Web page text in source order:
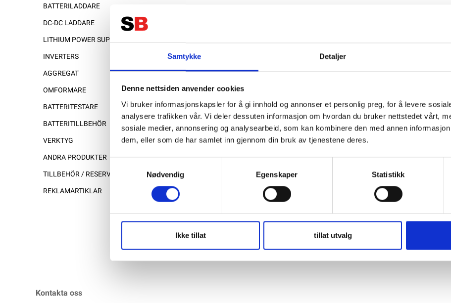
Samtykke Detaljer
Denne nettsiden anvender cookies
Vi bruker informasjonskapsler for å gi innhold og annonser et personlig preg, for å levere
analysere trafikken vår. Vi deler dessuten informasjon om hvordan du bruker nettstedet vårt,
sosiale medier, annonsering og analysearbeid, som kan kombinere den med annen
dem, eller som de har samlet inn gjennom din bruk av tjenestene deres.
Nødvendig
Egenskaper Statistikk
Ikke tillat tillat utvalg
BATTERILADDARE
DC-DC LADDARE
LITHIUM POWER SUPPLY
INVERTERS
AGGREGAT
OMFORMARE
BATTERITESTARE
BATTERITILLBEHÖR
VERKTYG
ANDRA PRODUKTER
TILLBEHÖR / RESERVDELAR
REKLAMARTIKLAR
Kontakta oss